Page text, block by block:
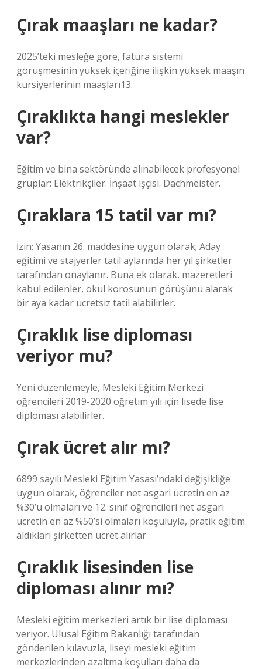
Çırak maaşları ne kadar?
2025’teki mesleğe göre, fatura sistemi
görüşmesinin yüksek içeriğine ilişkin yüksek maaşın
kursiyerlerinin maaşları13.
Çıraklıkta hangi meslekler
var?
Eğitim ve bina sektöründe alınabilecek profesyonel
gruplar: Elektrikçiler. İnşaat işçisi. Dachmeister.
Çıraklara 15 tatil var mı?
İzin: Yasanın 26. maddesine uygun olarak; Aday
eğitimi ve stajyerler tatil aylarında her yıl şirketler
tarafından onaylanır. Buna ek olarak, mazeretleri
kabul edilenler, okul korosunun görüşünü alarak
bir aya kadar ücretsiz tatil alabilirler.
Çıraklık lise diploması
veriyor mu?
Yeni düzenlemeyle, Mesleki Eğitim Merkezi
öğrencileri 2019-2020 öğretim yılı için lisede lise
diploması alabilirler.
Çırak ücret alır mı?
6899 sayılı Mesleki Eğitim Yasası’ndaki değişikliğe
uygun olarak, öğrenciler net asgari ücretin en az
%30’u olmaları ve 12. sınıf öğrencileri net asgari
ücretin en az %50’si olmaları koşuluyla, pratik eğitim
aldıkları şirketten ücret alırlar.
Çıraklık lisesinden lise
diploması alınır mı?
Mesleki eğitim merkezleri artık bir lise diploması
veriyor. Ulusal Eğitim Bakanlığı tarafından
gönderilen kılavuzla, liseyi mesleki eğitim
merkezlerinden azaltma koşulları daha da